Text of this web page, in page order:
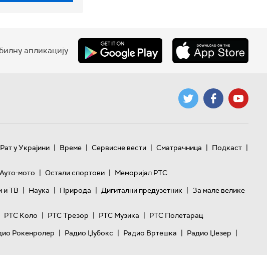
апликацију
Рат у Украјини | Време | Сервисне вести | Сматрачница | Подкаст |
Ауто-мото | Остали спортови | Меморијал РТС
и ТВ | Наука | Природа | Дигитални предузетник | За мале велике
РТС Коло | РТС Трезор | РТС Музика | РТС Полетарац
Рокенролер | Радио Џубокс | Радио Вртешка | Радио Џезер |